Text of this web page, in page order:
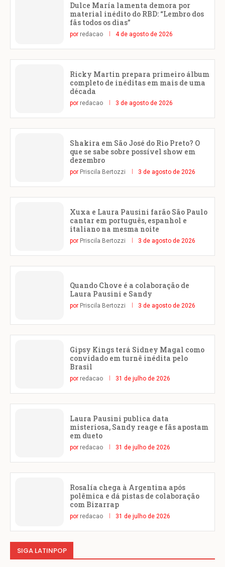
Dulce María lamenta demora por
material inédito do RBD: “Lembro dos
fãs todos os dias”
por redacao 4 de agosto de 2026
Ricky Martin prepara primeiro álbum
completo de inéditas em mais de uma
década
por redacao 3 de agosto de 2026
Shakira em São José do Rio Preto? O
que se sabe sobre possível show em
dezembro
por Priscila Bertozzi 3 de agosto de 2026
Xuxa e Laura Pausini farão São Paulo
cantar em português, espanhol e
italiano na mesma noite
por Priscila Bertozzi 3 de agosto de 2026
Quando Chove é a colaboração de
Laura Pausini e Sandy
por Priscila Bertozzi 3 de agosto de 2026
Gipsy Kings terá Sidney Magal como
convidado em turnê inédita pelo
Brasil
por redacao 31 de julho de 2026
Laura Pausini publica data
misteriosa, Sandy reage e fãs apostam
em dueto
por redacao 31 de julho de 2026
Rosalía chega à Argentina após
polêmica e dá pistas de colaboração
com Bizarrap
por redacao 31 de julho de 2026
SIGA LATINPOP